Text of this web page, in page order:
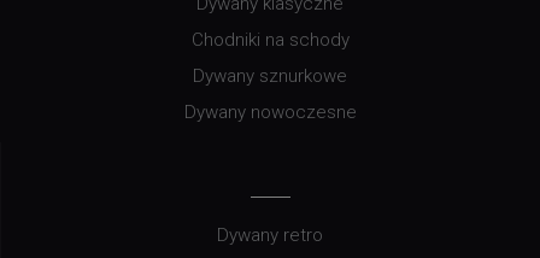
Chodniki na schody
Dywany sznurkowe
Dywany nowoczesne
Dywany retro